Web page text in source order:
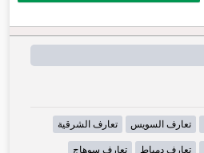
تعارف السويس تعارف الشرقية
تعارف دمياط تعارف سوهاج